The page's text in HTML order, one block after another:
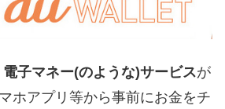
電子マネー(のような)サービスが
ホアプリ等から事前にお金をチ